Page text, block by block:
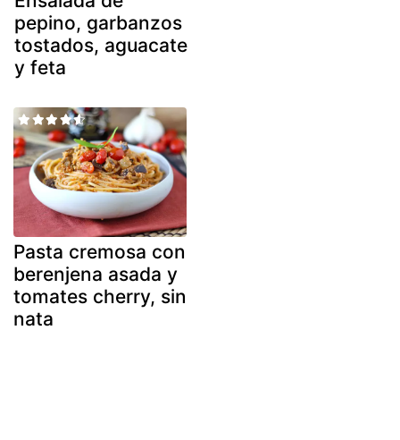
pepino, garbanzos
tostados, aguacate
y feta
Pasta cremosa con
berenjena asada y
tomates cherry, sin
nata